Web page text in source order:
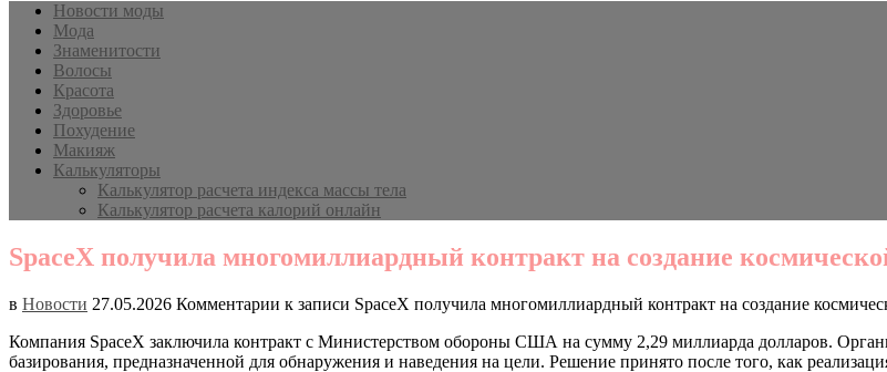
Новости моды
Мода
Знаменитости
Волосы
Красота
Здоровье
Похудение
Макияж
Калькуляторы
Калькулятор расчета индекса массы тела
Калькулятор расчета калорий онлайн
SpaceX получила многомиллиардный контракт на создание
в Новости 27.05.2026 Комментарии к записи SpaceX получила многомиллиардный контракт на создание
Компания SpaceX заключила контракт с Министерством обороны США на сумму 2,29 миллиарда долларов.
базирования, предназначенной для обнаружения и наведения на цели. Решение принято после того, как